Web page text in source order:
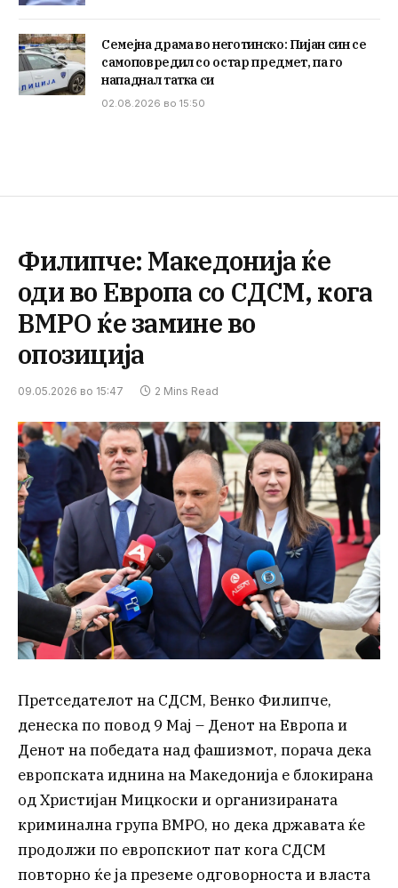
Семејна драма во неготинско: Пијан син се
самоповредил со остар предмет, па го
нападнал татка си
02.08.2026 во 15:50
Филипче: Македонија ќе
оди во Европа со СДСМ, кога
ВМРО ќе замине во
опозиција
09.05.2026 во 15:47 2 Mins Read
Претседателот на СДСМ, Венко Филипче,
денеска по повод 9 Мај – Денот на Европа и
Денот на победата над фашизмот, порача дека
европската иднина на Македонија е блокирана
од Христијан Мицкоски и организираната
криминална група ВМРО, но дека државата ќе
продолжи по европскиот пат кога СДСМ
повторно ќе ја преземе одговорноста и власта